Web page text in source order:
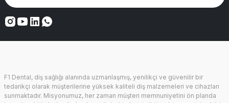
F1 Dental, diş sağlığı alanında uzmanlaşmış, yenilikçi ve güvenilir bir
tedarikçi olarak müşterilerine yüksek kaliteli diş malzemeleri ve cihazları
sunmaktadır. Misyonumuz, her zaman müşteri memnuniyetini ön planda